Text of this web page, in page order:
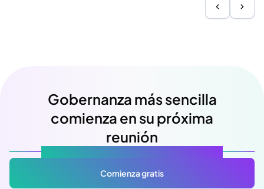
Gobernanza más sencilla
comienza en su próxima
reunión
Comienza gratis